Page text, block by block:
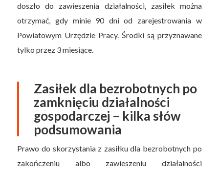
doszło do zawieszenia działalności, zasiłek można
otrzymać, gdy minie 90 dni od zarejestrowania w
Powiatowym Urzędzie Pracy. Środki są przyznawane
tylko przez 3 miesiące.
Zasiłek dla bezrobotnych po
zamknięciu działalności
gospodarczej – kilka słów
podsumowania
Prawo do skorzystania z zasiłku dla bezrobotnych po
zakończeniu albo zawieszeniu działalności